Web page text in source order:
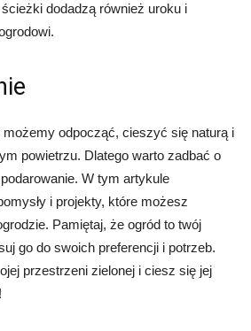
dodadzą również uroku i
odpocząć, cieszyć się naturą i
powietrzu. Dlatego warto zadbać o
W tym artykule
i projekty, które możesz
Pamiętaj, że ogród to twój
go do swoich preferencji i potrzeb.
przestrzeni zielonej i ciesz się jej